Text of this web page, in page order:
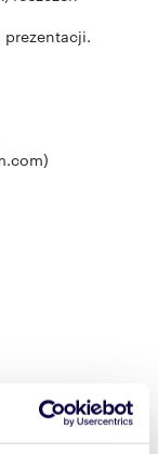
prezentacji.